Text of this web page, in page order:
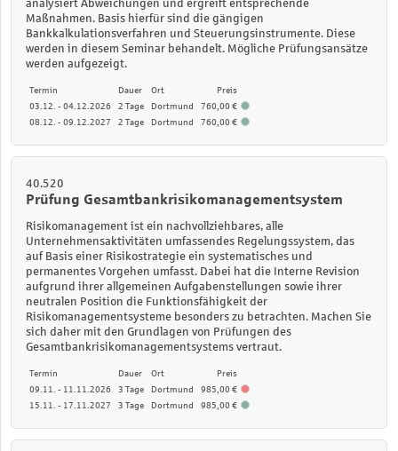
analysiert Abweichungen und ergreift entsprechende
Maßnahmen. Basis hierfür sind die gängigen
Bankkalkulationsverfahren und Steuerungsinstrumente. Diese
werden in diesem Seminar behandelt. Mögliche Prüfungsansätze
werden aufgezeigt.
Termin Dauer Ort
Preis
03.12. - 04.12.2026
2 Tage Dortmund
760,00 €
08.12. - 09.12.2027
2 Tage Dortmund 760,00 €
40.520
Prüfung Gesamtbankrisikomanagementsystem
Risikomanagement ist ein nachvollziehbares, alle
Unternehmensaktivitäten umfassendes Regelungssystem, das
auf Basis einer Risikostrategie ein systematisches und
permanentes Vorgehen umfasst. Dabei hat die Interne Revision
aufgrund ihrer allgemeinen Aufgabenstellungen sowie ihrer
neutralen Position die Funktionsfähigkeit der
Risikomanagementsysteme besonders zu betrachten. Machen Sie
sich daher mit den Grundlagen von Prüfungen des
Gesamtbankrisikomanagementsystems vertraut.
Termin Dauer Ort
Preis
09.11. - 11.11.2026
3 Tage Dortmund
985,00 €
15.11. - 17.11.2027
3 Tage Dortmund 985,00 €